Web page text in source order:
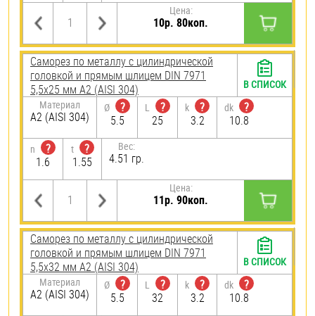
Цена:
10р. 80коп.
Саморез по металлу с цилиндрической
головкой и прямым шлицем DIN 7971
5,5х25 мм А2 (AISI 304)
Материал
А2 (AISI 304)
Ø
?
5.5
L
?
25
k
?
3.2
dk
?
10.8
n
?
1.6
t
?
1.55
Вес:
4.51 гр.
Цена:
11р. 90коп.
В СПИСОК
Саморез по металлу с цилиндрической
головкой и прямым шлицем DIN 7971
5,5х32 мм А2 (AISI 304)
Материал
А2 (AISI 304)
Ø
?
5.5
L
?
32
k
?
3.2
dk
?
10.8
В СПИСОК